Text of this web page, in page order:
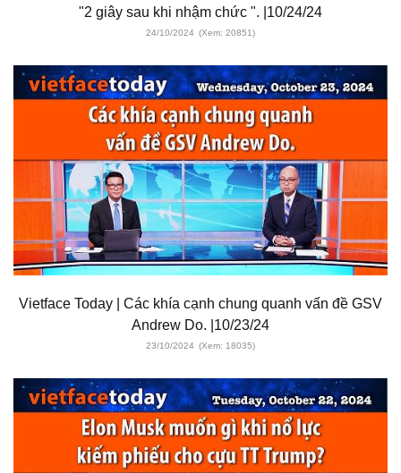
"2 giây sau khi nhậm chức ". |10/24/24
24/10/2024 (Xem: 20851)
Vietface Today | Các khía cạnh chung quanh vấn đề GSV
Andrew Do. |10/23/24
23/10/2024 (Xem: 18035)